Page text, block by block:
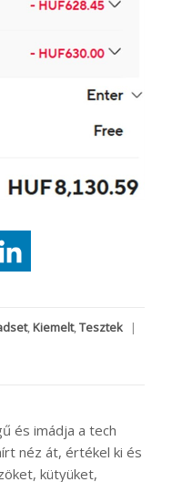
, Kiemelt, Tesztek |
és imádja a tech
néz át, értékel ki és
kütyüket,